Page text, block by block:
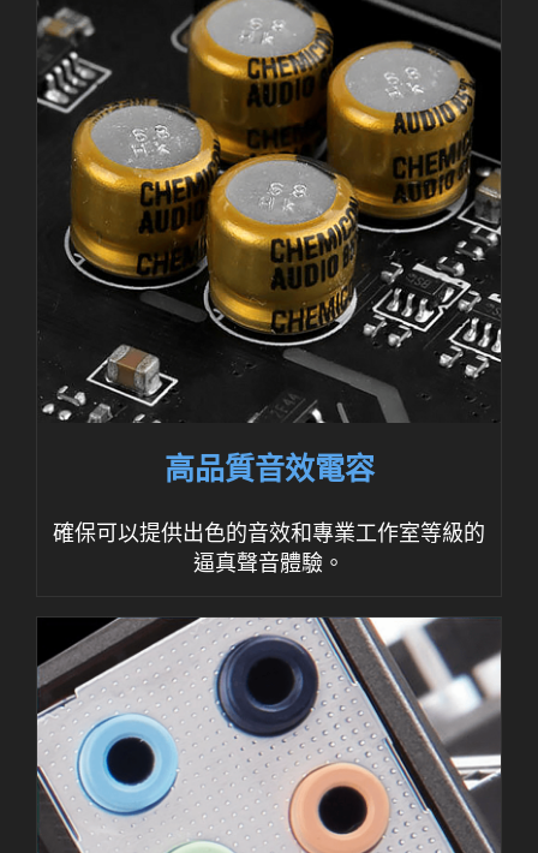
高品質音效電容
確保可以提供出色的音效和專業工作室等級的
逼真聲音體驗。